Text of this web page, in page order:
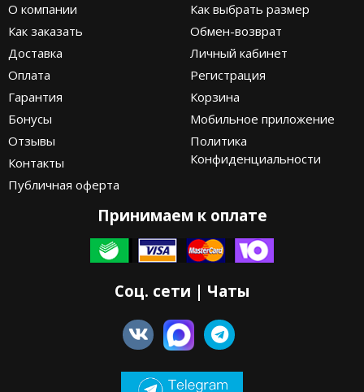
О компании
Как заказать
Доставка
Оплата
Гарантия
Бонусы
Отзывы
Контакты
Публичная оферта
Как выбрать размер
Обмен-возврат
Личный кабинет
Регистрация
Корзина
Мобильное приложение
Политика
Конфиденциальности
Принимаем к оплате
Соц. сети | Чаты